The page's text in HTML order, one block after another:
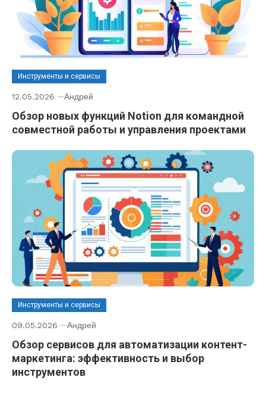
Инструменты и сервисы
12.05.2026 Андрей
Обзор новых функций Notion для командной
совместной работы и управления проектами
Инструменты и сервисы
09.05.2026 Андрей
Обзор сервисов для автоматизации контент-
маркетинга: эффективность и выбор
инструментов